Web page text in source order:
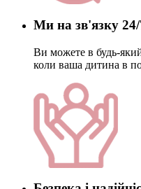
Ми на зв'язку 24/
Ви можете в будь-
коли ваша дитина в